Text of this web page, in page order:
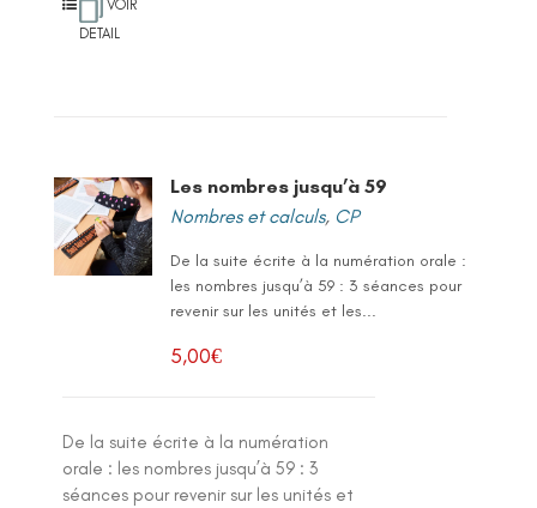
VOIR
DETAIL
Les nombres jusqu’à 59
Nombres et calculs, CP
De la suite écrite à la numération orale :
les nombres jusqu’à 59 : 3 séances pour
revenir sur les unités et les...
5,00€
De la suite écrite à la numération
orale : les nombres jusqu’à 59 : 3
séances pour revenir sur les unités et